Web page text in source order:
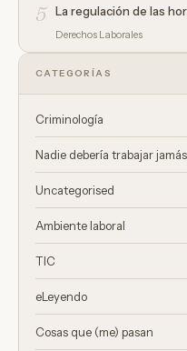
5 La regulación de las
Derechos Laborales
CATEGORÍAS
Criminología
Nadie debería trabajar jamás
Uncategorised
Ambiente laboral
TIC
eLeyendo
Cosas que (me) pasan